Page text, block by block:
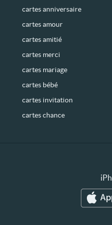
cartes anniversaire
cartes amour
cartes amitié
cartes merci
cartes mariage
cartes bébé
cartes invitation
cartes chance